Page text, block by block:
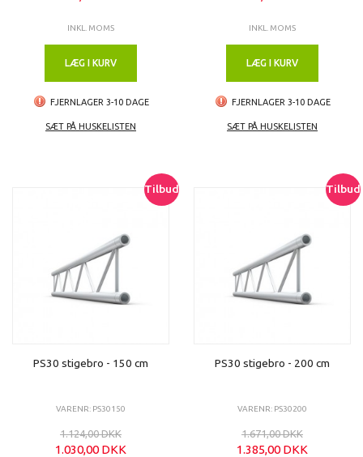
INKL. MOMS
LÆG I KURV
FJERNLAGER 3-10 DAGE
SÆT PÅ HUSKELISTEN
INKL. MOMS
LÆG I KURV
FJERNLAGER 3-10 DAGE
SÆT PÅ HUSKELISTEN
PS30 stigebro - 150 cm
VARENR: PS30150
1.124,00 DKK
1.030,00 DKK
Tilbud
PS30 stigebro - 200 cm
VARENR: PS30200
1.671,00 DKK
1.385,00 DKK
Tilbud